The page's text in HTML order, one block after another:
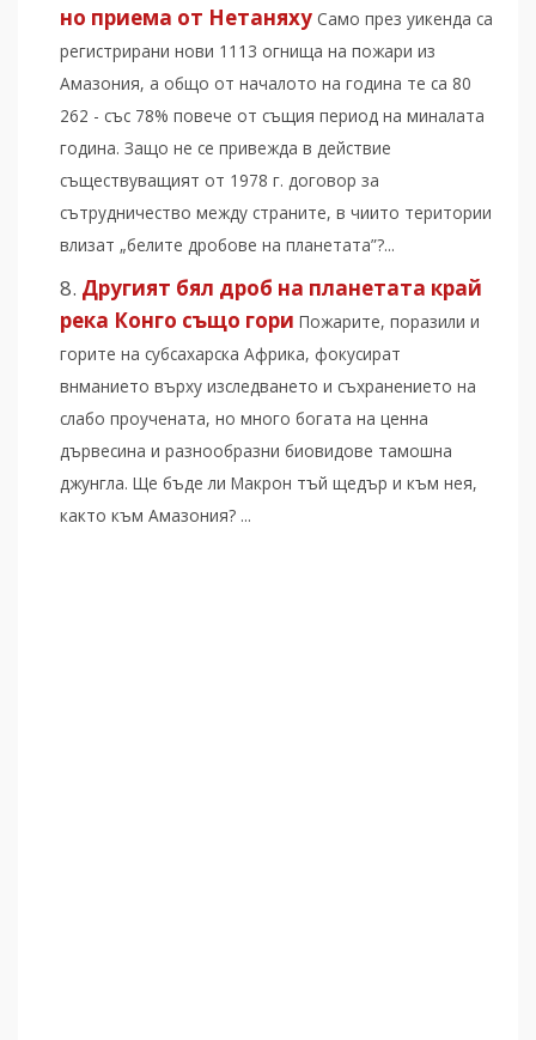
но приема от Нетаняху Само през уикенда са
регистрирани нови 1113 огнища на пожари из
Амазония, а общо от началото на година те са 80
262 - със 78% повече от същия период на миналата
година. Защо не се привежда в действие
съществуващият от 1978 г. договор за
сътрудничество между страните, в чиито територии
влизат „белите дробове на планетата”?...
Другият бял дроб на планетата край
река Конго също гори Пожарите, поразили и
горите на субсахарска Африка, фокусират
внманието върху изследването и съхранението на
слабо проучената, но много богата на ценна
дървесина и разнообразни биовидове тамошна
джунгла. Ще бъде ли Макрон тъй щедър и към нея,
както към Амазония? ...